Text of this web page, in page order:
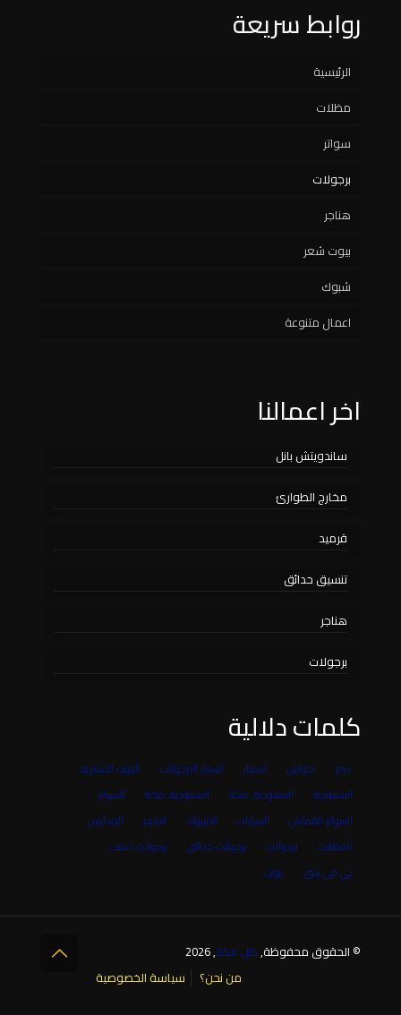
روابط سريعة
الرئيسية
مظلات
مظلات سيارات
مظلات مسابح
مظلات هرمية
مظلات مدارس
سواتر
سواتر خشبية
سواتر حديد
سواتر قماش
سواتر مدارس
برجولات
هناجر
بيوت شعر
شبوك
اعمال متنوعة
اخر اعمالنا
ساندويتش بانل
مخارج الطوارئ
قرميد
تنسيق حدائق
هناجر
برجولات
كلمات دلالية
pvc احواش اسعار اسعار البرجولات
البيوت الشعريه
السعودية
السعودية, مكة السعودية, مكة
السواتر
السواتر القماش
السيارات الشبوك الشعر
المدارس
المظلات
برجولات برجولات حدائق
برجولات خشب
بي في سي
بيوت
© الحقوق محفوظة,ظل مكة, 2026
من نحن؟
سياسة الخصوصية